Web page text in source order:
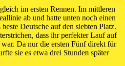
im ersten Rennen. Im mittleren
ab und hatte unten noch einen
Deutsche auf den siebten Platz.
dass ihr perfekter Lauf auf
Da nur die ersten Fünf direkt für
sie es etwa drei Stunden später